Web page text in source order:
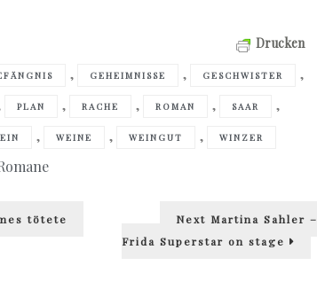
Drucken
, GEHEIMNISSE , GESCHWISTER ,
PLAN , RACHE , ROMAN , SAAR ,
, WEINE , WEINGUT , WINZER
tötete Next Next
Martina Sahler –
Frida Superstar on stage